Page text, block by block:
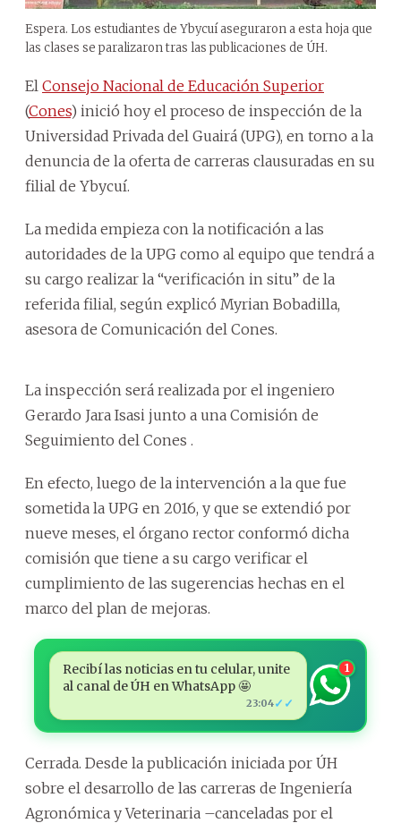
Espera. Los estudiantes de Ybycuí aseguraron a esta hoja que
las clases se paralizaron tras las publicaciones de ÚH.
El Consejo Nacional de Educación Superior
(Cones) inició hoy el proceso de inspección de la
Universidad Privada del Guairá (UPG), en torno a la
denuncia de la oferta de carreras clausuradas en su
filial de Ybycuí.
La medida empieza con la notificación a las
autoridades de la UPG como al equipo que tendrá a
su cargo realizar la “verificación in situ” de la
referida filial, según explicó Myrian Bobadilla,
asesora de Comunicación del Cones.
La inspección será realizada por el ingeniero
Gerardo Jara Isasi junto a una Comisión de
Seguimiento del Cones .
En efecto, luego de la intervención a la que fue
sometida la UPG en 2016, y que se extendió por
nueve meses, el órgano rector conformó dicha
comisión que tiene a su cargo verificar el
cumplimiento de las sugerencias hechas en el
marco del plan de mejoras.
Recibí las noticias en tu celular, unite
al canal de ÚH en WhatsApp 🤩
23:04✓✓
1
Cerrada. Desde la publicación iniciada por ÚH
sobre el desarrollo de las carreras de Ingeniería
Agronómica y Veterinaria –canceladas por el